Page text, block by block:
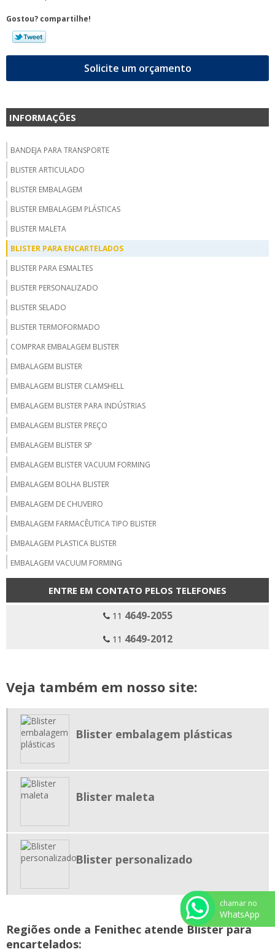
Gostou? compartilhe!
Solicite um orçamento
INFORMAÇÕES
BANDEJA PARA TRANSPORTE
BLISTER ARTICULADO
BLISTER EMBALAGEM
BLISTER EMBALAGEM PLÁSTICAS
BLISTER MALETA
BLISTER PARA ENCARTELADOS
BLISTER PARA ESMALTES
BLISTER PERSONALIZADO
BLISTER SELADO
BLISTER TERMOFORMADO
COMPRAR EMBALAGEM BLISTER
EMBALAGEM BLISTER
EMBALAGEM BLISTER CLAMSHELL
EMBALAGEM BLISTER PARA INDÚSTRIAS
EMBALAGEM BLISTER PREÇO
EMBALAGEM BLISTER SP
EMBALAGEM BLISTER VACUUM FORMING
EMBALAGEM BOLHA BLISTER
EMBALAGEM DE CHUVEIRO
EMBALAGEM FARMACÊUTICA TIPO BLISTER
EMBALAGEM PLASTICA BLISTER
EMBALAGEM VACUUM FORMING
EMPRESA DE VACUUM FORMING SP
EMPRESA EMBALAGEM BLISTER CLAMSHELL
EMPRESA EMBALAGEM BLISTER ENCARTELADO
EMPRESA EMBALAGEM BLISTER SP
FORNECEDOR DE BLISTER
FORNECEDOR EMBALAGEM BLISTER
PEÇAS TÉCNICAS EM VACUUM FORMING
ENTRE EM CONTATO PELOS TELEFONES
11 4649-2055
11 4649-2012
Veja também em nosso site:
Blister embalagem plásticas
Blister maleta
Blister personalizado
Regiões onde a Fenithec atende Blister para
encartelados:
chamar no
WhatsApp